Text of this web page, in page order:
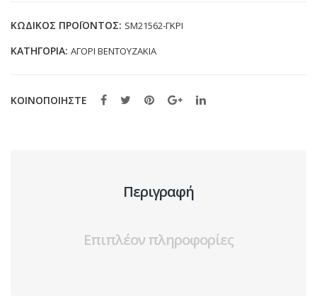
ΓΚΡΙ
34)
ΚΩΔΙΚΌΣ ΠΡΟΪΌΝΤΟΣ: SM21562-ΓΚΡΙ
ΚΑΤΗΓΟΡΊΑ: ΑΓΟΡΙ ΒΕΝΤΟΥΖΑΚΙΑ
ΚΟΙΝΟΠΟΙΗΣΤΕ
Περιγραφή
Επιπλέον πληροφορίες